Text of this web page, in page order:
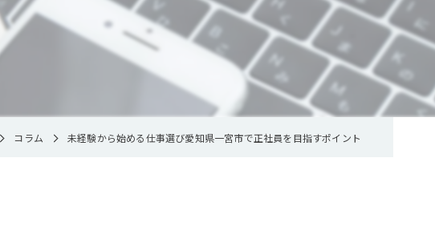
正社員
コラム 未経験から始める仕事選び愛知県一宮市で正社員を目指すポイント